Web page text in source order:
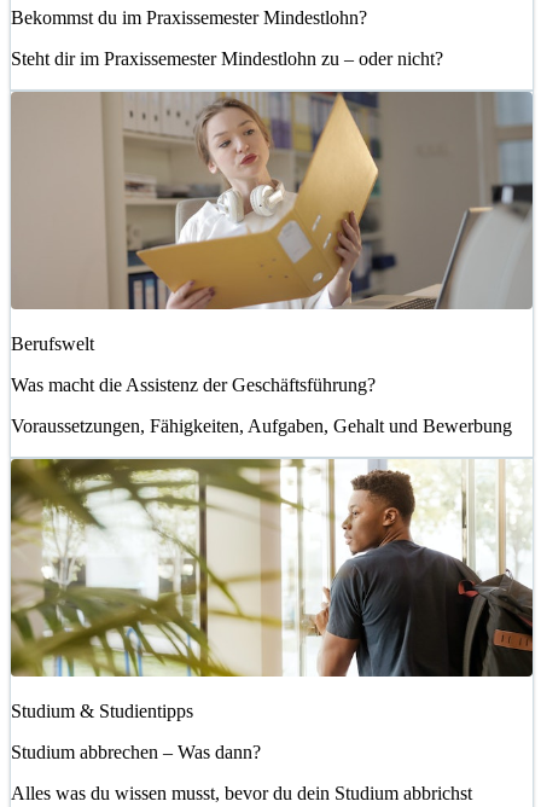
Bekommst du im Praxissemester Mindestlohn?
Steht dir im Praxissemester Mindestlohn zu – oder nicht?
Berufswelt
Was macht die Assistenz der Geschäftsführung?
Voraussetzungen, Fähigkeiten, Aufgaben, Gehalt und Bewerbung
Studium & Studientipps
Studium abbrechen – Was dann?
Alles was du wissen musst, bevor du dein Studium abbrichst